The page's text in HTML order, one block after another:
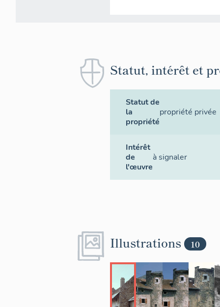
Statut, intérêt et
Statut de
la
propriété
propriété privée
Intérêt
de
l'œuvre
à signaler
Illustrations 10